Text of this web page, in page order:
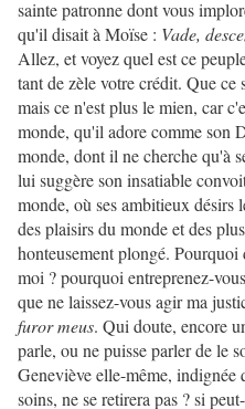
sainte patronne dont vous
qu'il disait à Moïse : Vade,
Allez, et voyez quel est ce
tant de zèle votre crédit. Que
mais ce n'est plus le mien, car
monde, qu'il adore comme son
monde, dont il ne cherche qu'à
lui suggère son insatiable
monde, où ses ambitieux désirs
des plaisirs du monde et des
honteusement plongé.
moi ? pourquoi entreprenez-
que ne laissez-vous agir ma
furor meus. Qui doute, encore
parle, ou ne puisse parler de le
Geneviève elle-même, indignée
soins, ne se retirera pas ? si